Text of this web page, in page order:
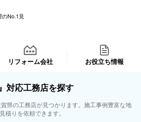
のNo.1見
リフォーム会社 お役立ち情報
対応工務店を探す
県の工務店が見つかります。施工事例豊富な地
積りを依頼できます。